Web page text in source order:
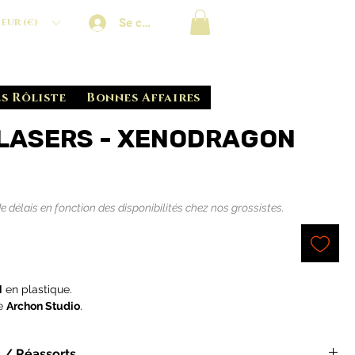
EUR (€) Se connecter
Rôliste Bonnes Affaires
- XENODRAGON
délais en fonction des disponibilités chez nos grossistes.
en plastique.
Archon Studio.